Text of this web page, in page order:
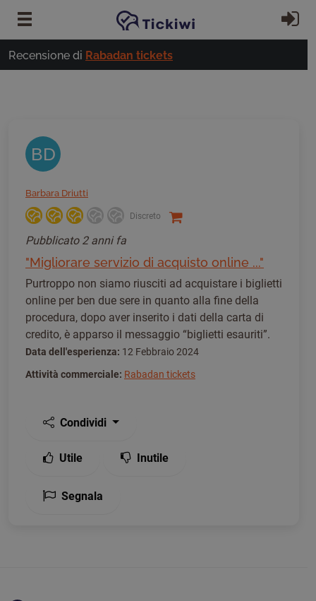
Vai al contenuto principale
Recensione di Rabadan tickets
BD
Barbara Driutti
Discreto
Pubblicato 2 anni fa
"Migliorare servizio di acquisto online ..."
Purtroppo non siamo riusciti ad acquistare i biglietti
online per ben due sere in quanto alla fine della
procedura, dopo aver inserito i dati della carta di
credito, è apparso il messaggio “biglietti esauriti”.
Data dell'esperienza: 12 Febbraio 2024
Attività commerciale: Rabadan tickets
Condividi
Utile Inutile
Segnala